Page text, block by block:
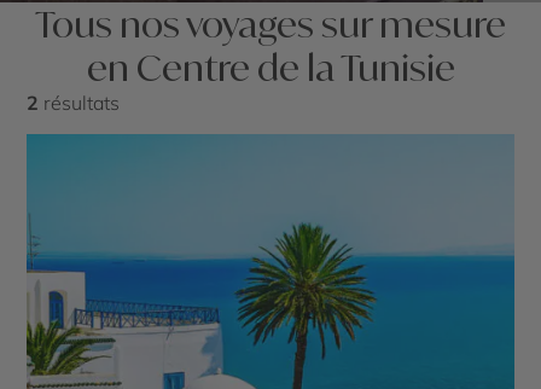
Tous nos voyages sur mesure
en Centre de la Tunisie
2 résultats